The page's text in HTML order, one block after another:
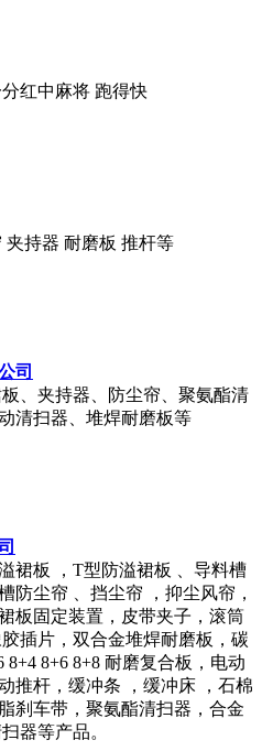
红中麻将 跑得快
夹持器 耐磨板 推杆等
司
、夹持器、防尘帘、聚氨酯清
清扫器、堆焊耐磨板等
裙板 ，T型防溢裙板 、导料槽
防尘帘 、挡尘帘 ，抑尘风帘，
板固定装置，皮带夹子，滚筒
插片，双合金堆焊耐磨板，碳
8+4 8+6 8+8 耐磨复合板，电动
推杆，缓冲条 ，缓冲床 ，石棉
刹车带，聚氨酯清扫器，合金
器等产品。